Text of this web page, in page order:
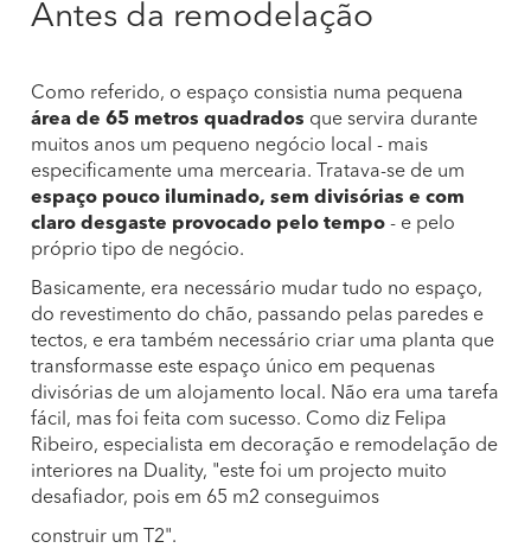
Antes da remodelação
Como referido, o espaço consistia numa pequena
área de 65 metros quadrados que servira durante
muitos anos um pequeno negócio local - mais
especificamente uma mercearia. Tratava-se de um
espaço pouco iluminado, sem divisórias e com
claro desgaste provocado pelo tempo - e pelo
próprio tipo de negócio.
Basicamente, era necessário mudar tudo no espaço,
do revestimento do chão, passando pelas paredes e
tectos, e era também necessário criar uma planta que
transformasse este espaço único em pequenas
divisórias de um alojamento local. Não era uma tarefa
fácil, mas foi feita com sucesso. Como diz Felipa
Ribeiro, especialista em decoração e remodelação de
interiores na Duality, "este foi um projecto muito
desafiador, pois em 65 m2 conseguimos
construir um T2".